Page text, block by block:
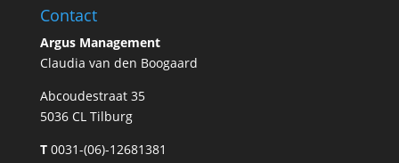
Contact
Argus Management
Claudia van den Boogaard
Abcoudestraat 35
5036 CL Tilburg
T 0031-(06)-12681381